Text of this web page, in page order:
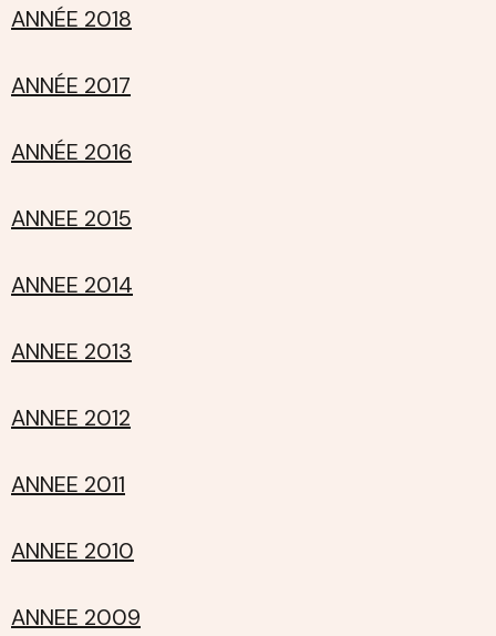
ANNÉE 2018
ANNÉE 2017
ANNÉE 2016
ANNEE 2015
ANNEE 2014
ANNEE 2013
ANNEE 2012
ANNEE 2011
ANNEE 2010
ANNEE 2009